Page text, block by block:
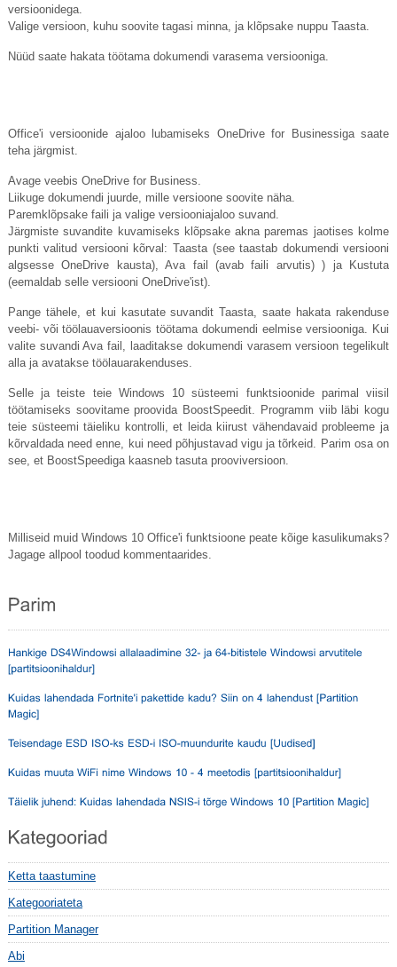
versioonidega.
Valige versioon, kuhu soovite tagasi minna, ja klõpsake nuppu Taasta.
Nüüd saate hakata töötama dokumendi varasema versiooniga.
Office'i versioonide ajaloo lubamiseks OneDrive for Businessiga saate
teha järgmist.
Avage veebis OneDrive for Business.
Liikuge dokumendi juurde, mille versioone soovite näha.
Paremklõpsake faili ja valige versiooniajaloo suvand.
Järgmiste suvandite kuvamiseks klõpsake akna paremas jaotises kolme
punkti valitud versiooni kõrval: Taasta (see taastab dokumendi versiooni
algsesse OneDrive kausta), Ava fail (avab faili arvutis) ) ja Kustuta
(eemaldab selle versiooni OneDrive'ist).
Pange tähele, et kui kasutate suvandit Taasta, saate hakata rakenduse
veebi- või töölauaversioonis töötama dokumendi eelmise versiooniga. Kui
valite suvandi Ava fail, laaditakse dokumendi varasem versioon tegelikult
alla ja avatakse töölauarakenduses.
Selle ja teiste teie Windows 10 süsteemi funktsioonide parimal viisil
töötamiseks soovitame proovida BoostSpeedit. Programm viib läbi kogu
teie süsteemi täieliku kontrolli, et leida kiirust vähendavaid probleeme ja
kõrvaldada need enne, kui need põhjustavad vigu ja tõrkeid. Parim osa on
see, et BoostSpeediga kaasneb tasuta prooviversioon.
Milliseid muid Windows 10 Office'i funktsioone peate kõige kasulikumaks?
Jagage allpool toodud kommentaarides.
Ketta taastumine
Kategooriateta
Partition Manager
Abi